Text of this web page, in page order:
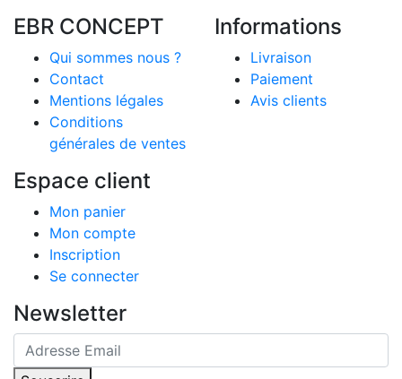
EBR CONCEPT
Qui sommes nous ?
Contact
Mentions légales
Conditions
générales de ventes
Informations
Livraison
Paiement
Avis clients
Espace client
Mon panier
Mon compte
Inscription
Se connecter
Newsletter